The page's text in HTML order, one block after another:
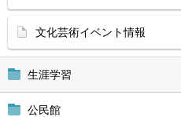
生涯学習
公民館
文化芸術イベント情報